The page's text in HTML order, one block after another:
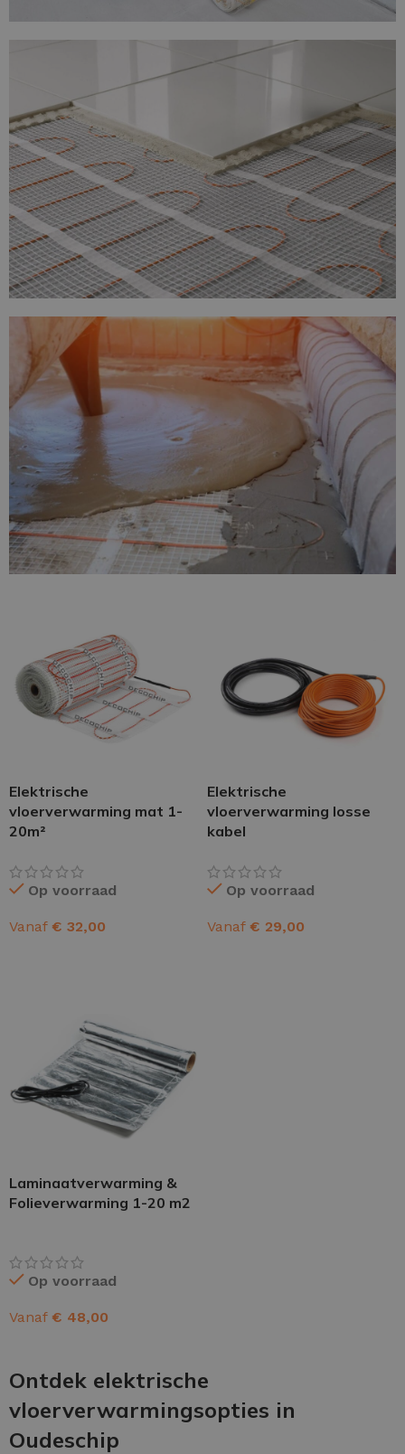
Elektrische
vloerverwarming mat 1-
20m²
Op voorraad
Vanaf € 32,00
Elektrische
vloerverwarming losse
kabel
Op voorraad
Vanaf € 29,00
Laminaatverwarming &
Folieverwarming 1-20 m2
Op voorraad
Vanaf € 48,00
Ontdek elektrische
vloerverwarmingsopties in
Oudeschip